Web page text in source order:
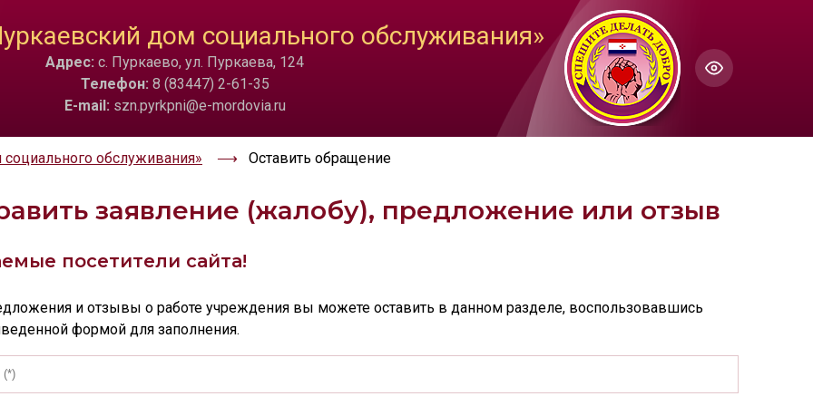
ИЗОБРАЖЕНИЯ
Скрыть Ч/б
Настройки по умолчанию
дом социального обслуживания»
Адрес: с. Пуркаево, ул. Пуркаева, 124
Телефон: 8 (83447) 2-61-35
E-mail: szn.pyrkpni@e-mordovia.ru
обслуживания» Оставить обращение
заявление (жалобу), предложение или отзыв
посетители сайта!
и отзывы о работе учреждения вы можете оставить в данном разделе, воспользовавшись
формой для заполнения.